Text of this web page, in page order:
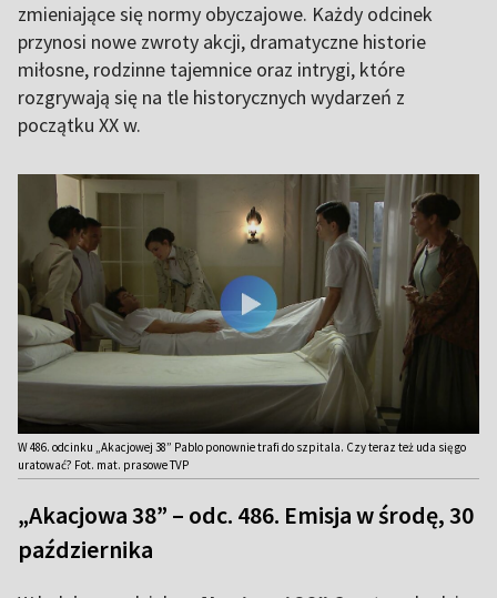
zmieniające się normy obyczajowe. Każdy odcinek
przynosi nowe zwroty akcji, dramatyczne historie
miłosne, rodzinne tajemnice oraz intrygi, które
rozgrywają się na tle historycznych wydarzeń z
początku XX w.
W 486. odcinku „Akacjowej 38” Pablo ponownie trafi do szpitala. Czy teraz też uda się go
uratować? Fot. mat. prasowe TVP
„Akacjowa 38” – odc. 486. Emisja w środę, 30
października